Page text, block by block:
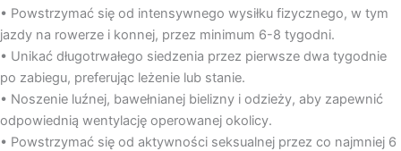
• Powstrzymać się od intensywnego wysiłku fizycznego, w tym
jazdy na rowerze i konnej, przez minimum 6-8 tygodni.
• Unikać długotrwałego siedzenia przez pierwsze dwa tygodnie
po zabiegu, preferując leżenie lub stanie.
• Noszenie luźnej, bawełnianej bielizny i odzieży, aby zapewnić
odpowiednią wentylację operowanej okolicy.
• Powstrzymać się od aktywności seksualnej przez co najmniej 6